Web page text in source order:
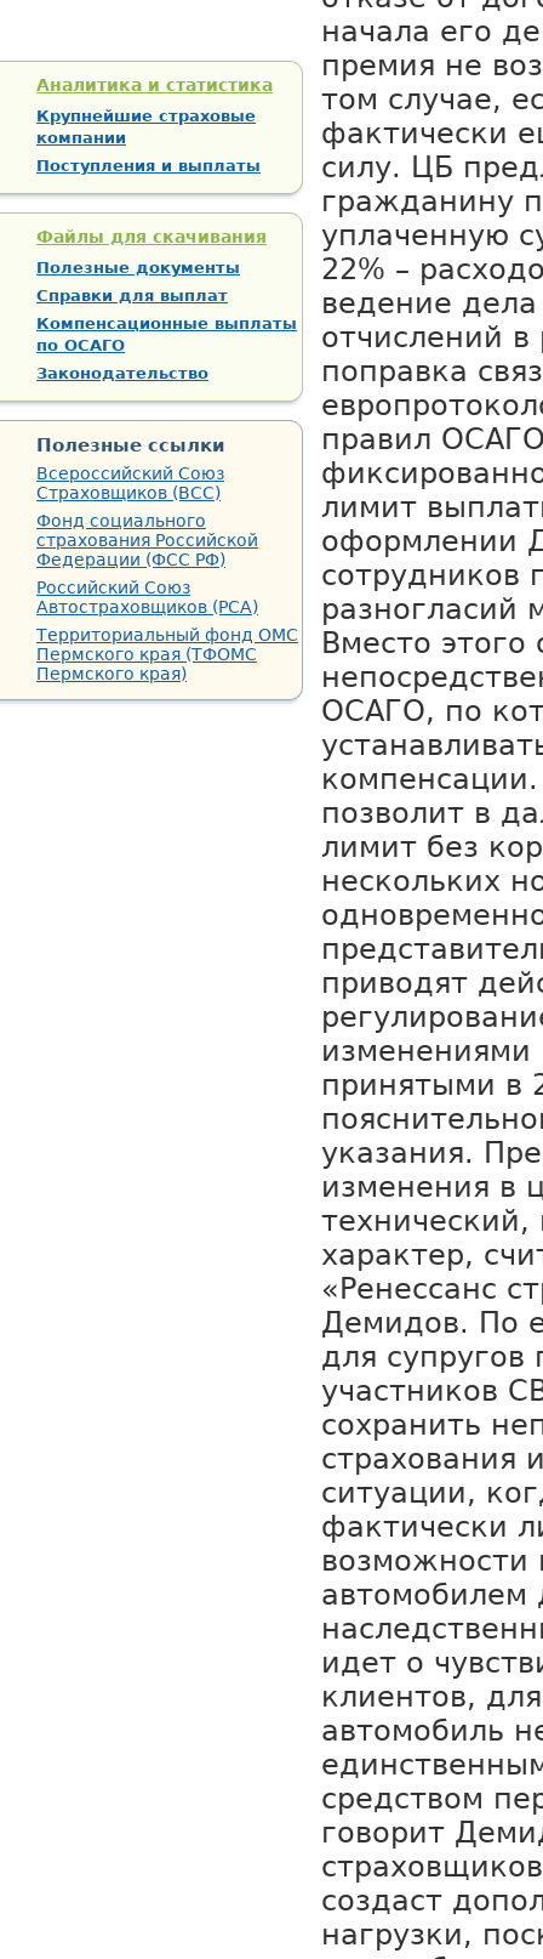
начала его
премия не
том случае,
фактически
силу. ЦБ
гражданину
уплаченную
22% –
ведение
отчислений
поправка
правил
лимит
оформлении
сотрудников
разногласий
Вместо этого
ОСАГО, по
позволит в
лимит без
нескольких
приводят
изменениями
принятыми в
указания.
изменения в
характер,
«Ренессанс
Демидов. По
для супругов
участников
сохранить
страхования
ситуации,
фактически
возможности
автомобилем
идет о
клиентов,
автомобиль
средством
говорит
создаст
нагрузки,
Аналитика и статистика
Крупнейшие страховые
компании
Поступления и выплаты
Файлы для скачивания
Полезные документы
Справки для выплат
Компенсационные выплаты
по ОСАГО
Законодательство
Полезные ссылки
Всероссийский Союз
Страховщиков (ВСС)
Фонд социального
страхования Российской
Федерации (ФСС РФ)
Российский Союз
Автостраховщиков (РСА)
Территориальный фонд ОМС
Пермского края (ТФОМС
Пермского края)